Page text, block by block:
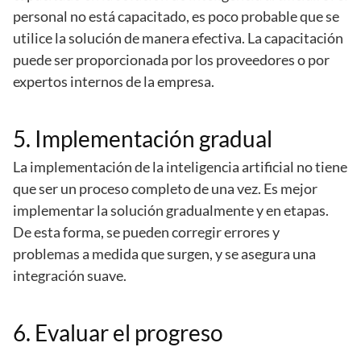
personal no está capacitado, es poco probable que se
utilice la solución de manera efectiva. La capacitación
puede ser proporcionada por los proveedores o por
expertos internos de la empresa.
5. Implementación gradual
La implementación de la inteligencia artificial no tiene
que ser un proceso completo de una vez. Es mejor
implementar la solución gradualmente y en etapas.
De esta forma, se pueden corregir errores y
problemas a medida que surgen, y se asegura una
integración suave.
6. Evaluar el progreso